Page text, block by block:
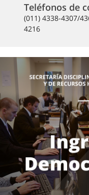
Teléfonos de
(011) 4338-4307/
4216